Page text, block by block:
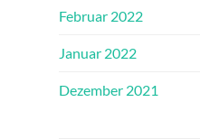
Februar 2022
Januar 2022
Dezember 2021